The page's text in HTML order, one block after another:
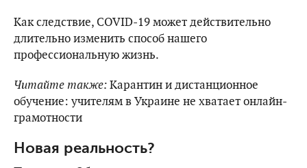
Как следствие, COVID-19 может действительно
длительно изменить способ нашего
профессиональную жизнь.
Читайте также:Карантин и дистанционное
обучение: учителям в Украине не хватает онлайн-
грамотности
Новая реальность?